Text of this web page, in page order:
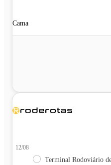
Cama
12/08
Terminal Rodoviário